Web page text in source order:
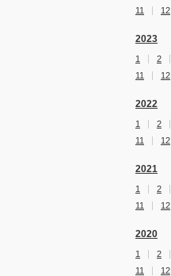
11
12
2023
1 2
11
12
2022
1 2
11
12
2021
1 2
11
12
2020
1 2
11
12